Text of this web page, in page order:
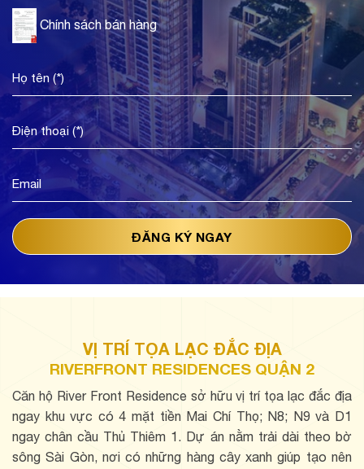
Chính sách bán hàng
VỊ TRÍ TỌA LẠC ĐẮC ĐỊA
RIVERFRONT RESIDENCES QUẬN 2
Căn hộ River Front Residence sở hữu vị trí tọa lạc đắc địa
ngay khu vực có 4 mặt tiền Mai Chí Thọ; N8; N9 và D1
ngay chân cầu Thủ Thiêm 1. Dự án nằm trải dài theo bờ
sông Sài Gòn, nơi có những hàng cây xanh giúp tạo nên